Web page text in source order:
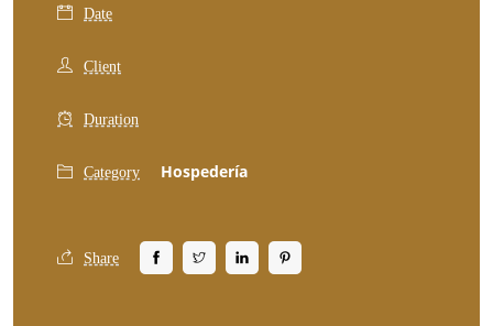
Date
Client
Duration
Category Hospedería
Share